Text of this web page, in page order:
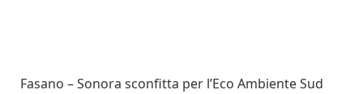
Fasano – Sonora sconfitta per l’Eco Ambiente Sud